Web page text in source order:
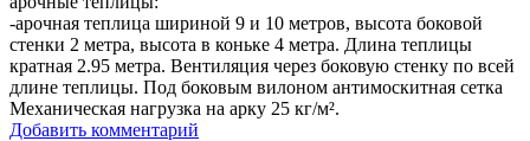
-арочная теплица шириной 9 и 10 метров, высота боковой
стенки 2 метра, высота в коньке 4 метра. Длина теплицы
кратная 2.95 метра. Вентиляция через боковую стенку по всей
длине теплицы. Под боковым вилоном антимоскитная сетка
Механическая нагрузка на арку 25 кг/м².
Добавить комментарий